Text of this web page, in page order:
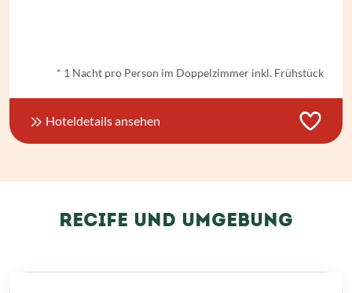
* 1 Nacht pro Person im Doppelzimmer inkl. Frühstück
Hoteldetails ansehen
RECIFE UND UMGEBUNG